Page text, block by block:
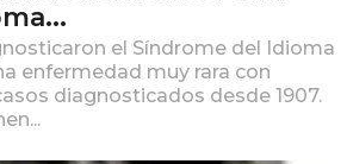
el Síndrome del Idioma
enfermedad muy rara con
diagnosticados desde 1907.